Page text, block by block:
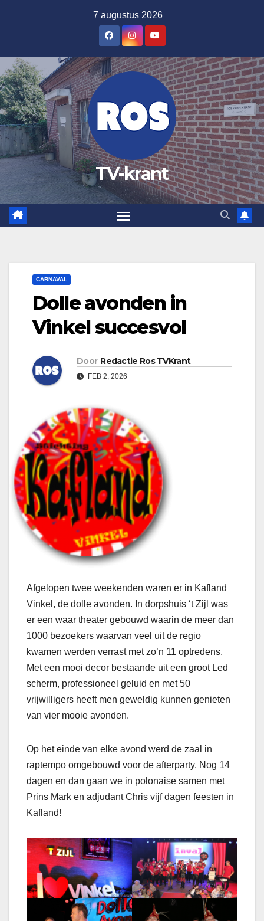
inhoud
7 augustus 2026
TV-krant
CARNAVAL
Dolle avonden in
Vinkel succesvol
Door Redactie Ros TVKrant
FEB 2, 2026
Afgelopen twee weekenden waren er in Kafland
Vinkel, de dolle avonden. In dorpshuis ‘t Zijl was
er een waar theater gebouwd waarin de meer dan
1000 bezoekers waarvan veel uit de regio
kwamen werden verrast met zo’n 11 optredens.
Met een mooi decor bestaande uit een groot Led
scherm, professioneel geluid en met 50
vrijwilligers heeft men geweldig kunnen genieten
van vier mooie avonden.
Op het einde van elke avond werd de zaal in
raptempo omgebouwd voor de afterparty. Nog 14
dagen en dan gaan we in polonaise samen met
Prins Mark en adjudant Chris vijf dagen feesten in
Kafland!